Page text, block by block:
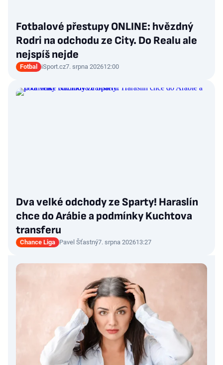
Fotbalové přestupy ONLINE: hvězdný
Rodri na odchodu ze City. Do Realu ale
nejspíš nejde
Fotbal iSport.cz7. srpna 202612:00
Dva velké odchody ze Sparty! Haraslín
chce do Arábie a podmínky Kuchtova
transferu
Chance Liga Pavel Šťastný7. srpna 202613:27